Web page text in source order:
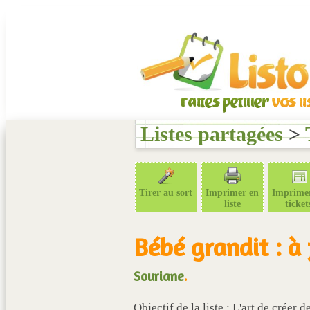
Listes partagées>
Tirer au sort
Imprimer en
liste
Bébé grandit :
Souriane.
Objectif de la liste : L'art de créer